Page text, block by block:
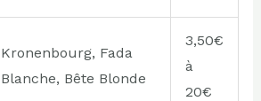
Kronenbourg, Fada
Blanche, Bête Blonde
3,50€
à
20€